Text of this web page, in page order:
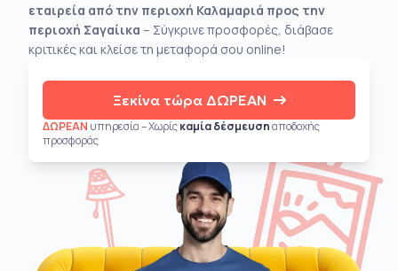
εταιρεία από την περιοχή Καλαμαριά προς την
περιοχή Σαγαίικα – Σύγκρινε προσφορές, διάβασε
κριτικές και κλείσε τη μεταφορά σου online!
Ξεκίνα τώρα ΔΩΡΕΑΝ
ΔΩΡΕΑΝ υπηρεσία – Χωρίςκαμία δέσμευσηαποδοχής
προσφοράς